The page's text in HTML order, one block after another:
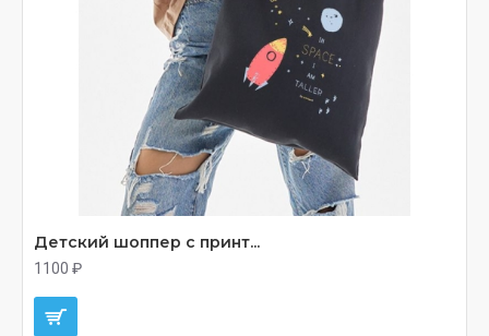
Детский шоппер с принт...
1100 ₽